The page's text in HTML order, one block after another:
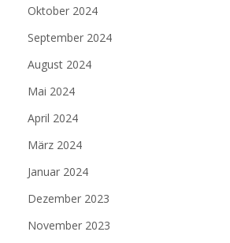
Oktober 2024
September 2024
August 2024
Mai 2024
April 2024
März 2024
Januar 2024
Dezember 2023
November 2023